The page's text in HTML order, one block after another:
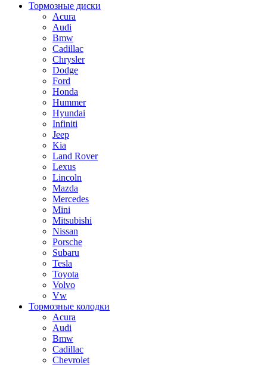
Тормозные диски
Acura
Audi
Bmw
Cadillac
Chrysler
Dodge
Ford
Honda
Hummer
Hyundai
Infiniti
Jeep
Kia
Land Rover
Lexus
Lincoln
Mazda
Mercedes
Mini
Mitsubishi
Nissan
Porsche
Subaru
Tesla
Toyota
Volvo
Vw
Тормозные колодки
Acura
Audi
Bmw
Cadillac
Chevrolet